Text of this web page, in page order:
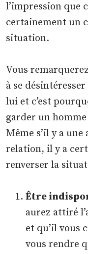
l’impression que
certainement un
situation.
Vous
à se
lui et c’est
garder un
Même s’il y a
relation, il y a
renverser la
Être
aurez attiré
et qu’il vous
vous rendre